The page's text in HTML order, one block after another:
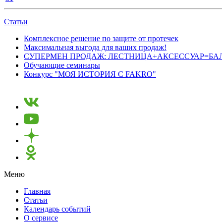
Статьи
Комплексное решение по защите от протечек
Максимальная выгода для ваших продаж!
СУПЕРМЕН ПРОДАЖ:
Обучающие семинары
Конкурс "МОЯ ИСТОРИЯ С FAKRO"
Меню
Главная
Статьи
Календарь событий
О сервисе